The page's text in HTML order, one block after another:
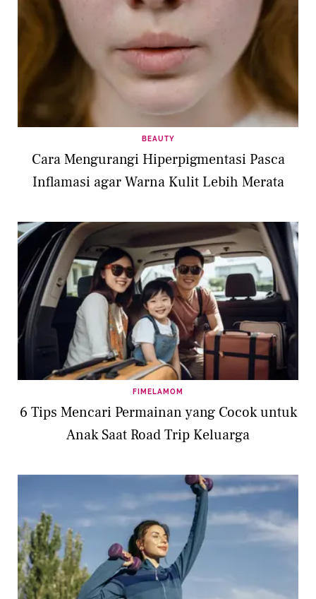
BEAUTY
Cara Mengurangi Hiperpigmentasi Pasca
Inflamasi agar Warna Kulit Lebih Merata
FIMELAMOM
6 Tips Mencari Permainan yang Cocok untuk
Anak Saat Road Trip Keluarga